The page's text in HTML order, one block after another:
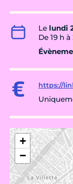
Le lundi
De 19 h à
https://
+
−